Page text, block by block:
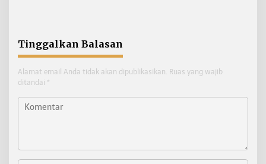
Tinggalkan Balasan
Alamat email Anda tidak akan dipublikasikan. Ruas yang wajib
ditandai *